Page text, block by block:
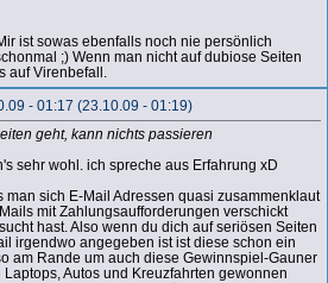
ist sowas ebenfalls noch nie persönlich
;) Wenn man nicht auf dubiose Seiten
auf Virenbefall.
- 01:17 (23.10.09 - 01:19)
geht, kann nichts passieren
sehr wohl. ich spreche aus Erfahrung xD
man sich E-Mail Adressen quasi zusammenklaut
mit Zahlungsaufforderungen verschickt
hast. Also wenn du dich auf seriösen Seiten
irgendwo angegeben ist ist diese schon ein
am Rande um auch diese Gewinnspiel-Gauner
Autos und Kreuzfahrten gewonnen